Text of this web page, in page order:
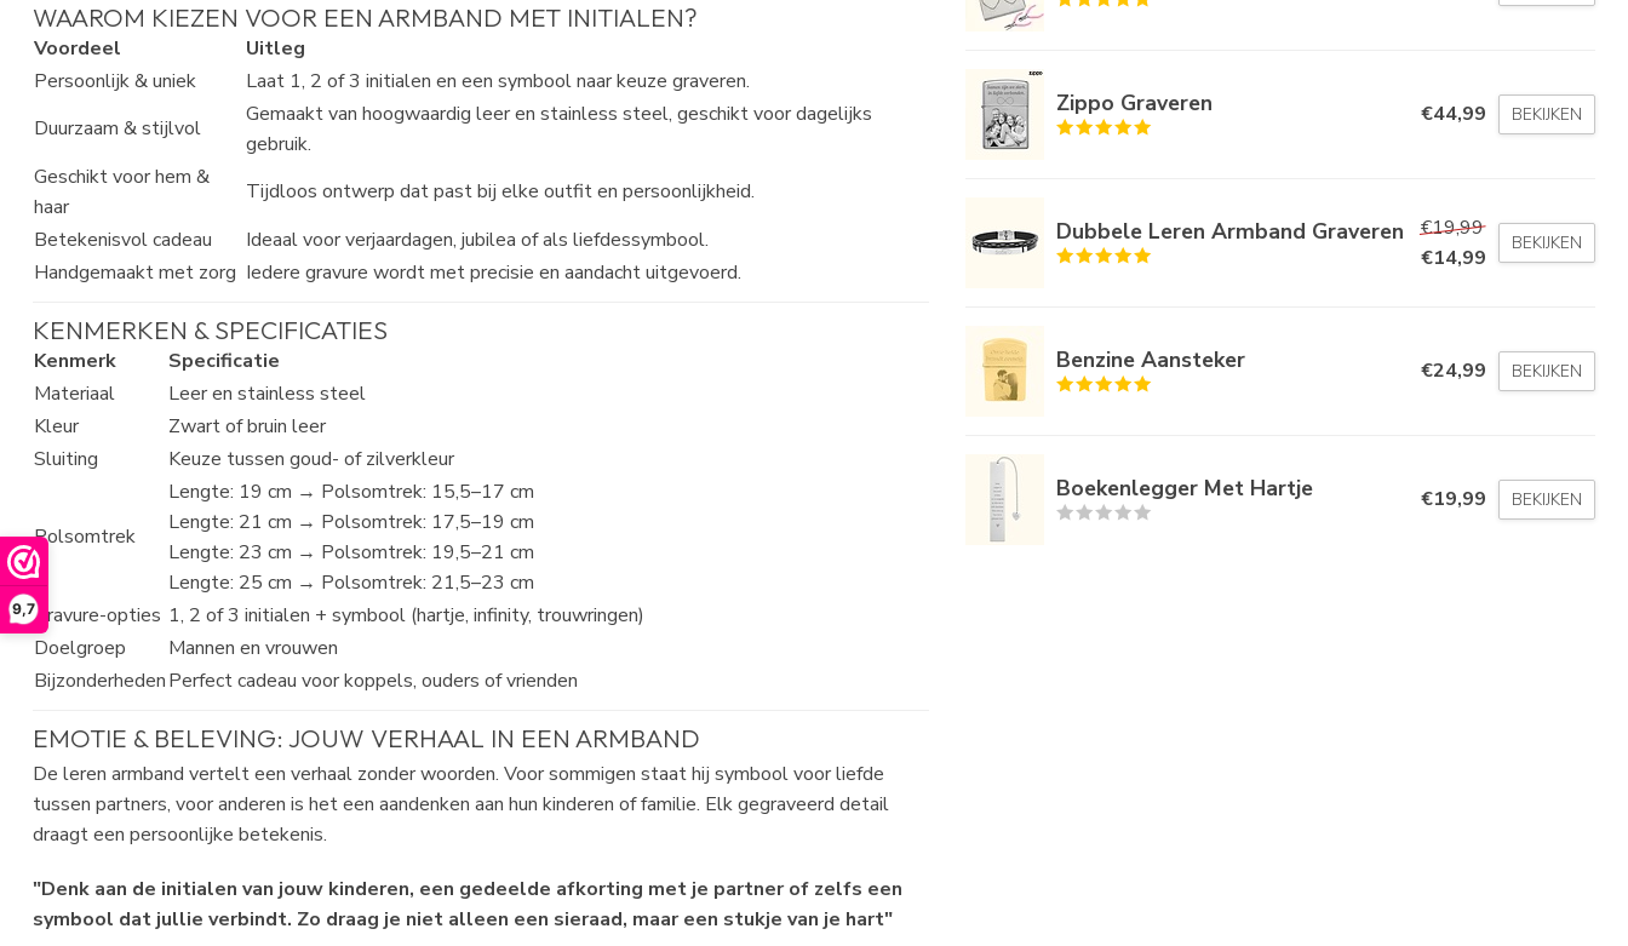
9,7
WAAROM KIEZEN VOOR EEN ARMBAND MET INITIALEN?
Voordeel
Uitleg
Persoonlijk & uniek
Laat 1, 2 of 3 initialen en een symbool naar keuze graveren.
Duurzaam & stijlvol
Gemaakt van hoogwaardig leer en stainless steel, geschikt voor dagelijks
gebruik.
Geschikt voor hem &
haar
Tijdloos ontwerp dat past bij elke outfit en persoonlijkheid.
Betekenisvol cadeau
Ideaal voor verjaardagen, jubilea of als liefdessymbool.
Handgemaakt met zorg Iedere gravure wordt met precisie en aandacht uitgevoerd.
KENMERKEN & SPECIFICATIES
Kenmerk
Specificatie
Materiaal
Leer en stainless steel
Kleur
Zwart of bruin leer
Sluiting
Keuze tussen goud- of zilverkleur
Polsomtrek
Lengte: 19 cm → Polsomtrek: 15,5–17 cm
Lengte: 21 cm → Polsomtrek: 17,5–19 cm
Lengte: 23 cm → Polsomtrek: 19,5–21 cm
Lengte: 25 cm → Polsomtrek: 21,5–23 cm
Gravure-opties 1, 2 of 3 initialen + symbool (hartje, infinity, trouwringen)
Doelgroep
Mannen en vrouwen
BijzonderhedenPerfect cadeau voor koppels, ouders of vrienden
EMOTIE & BELEVING: JOUW VERHAAL IN EEN ARMBAND
De leren armband vertelt een verhaal zonder woorden. Voor sommigen staat hij symbool voor liefde
tussen partners, voor anderen is het een aandenken aan hun kinderen of familie. Elk gegraveerd detail
draagt een persoonlijke betekenis.
"Denk aan de initialen van jouw kinderen, een gedeelde afkorting met je partner of zelfs een
symbool dat jullie verbindt. Zo draag je niet alleen een sieraad, maar een stukje van je hart"
Zippo Graveren €44,99 BEKIJKEN
Dubbele Leren Armband Graveren
€19,99
€14,99
BEKIJKEN
Benzine Aansteker €24,99 BEKIJKEN
Boekenlegger Met Hartje €19,99 BEKIJKEN